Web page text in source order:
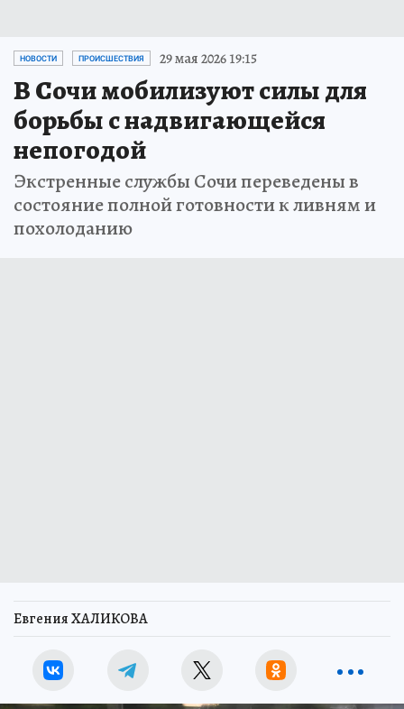
НОВОСТИ ПРОИСШЕСТВИЯ 29 мая 2026 19:15
В Сочи мобилизуют силы для
борьбы с надвигающейся
непогодой
Экстренные службы Сочи переведены в
состояние полной готовности к ливням и
похолоданию
Евгения ХАЛИКОВА